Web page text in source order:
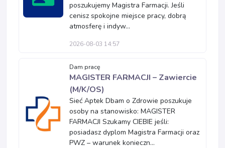
poszukujemy Magistra Farmacji. Jeśli
cenisz spokojne miejsce pracy, dobrą
atmosferę i indyw...
2026-08-03 14:57
Dam pracę
MAGISTER FARMACJI – Zawiercie
(M/K/OS)
Sieć Aptek Dbam o Zdrowie poszukuje
osoby na stanowisko: MAGISTER
FARMACJI Szukamy CIEBIE jeśli:
posiadasz dyplom Magistra Farmacji oraz
PWZ – warunek konieczn...